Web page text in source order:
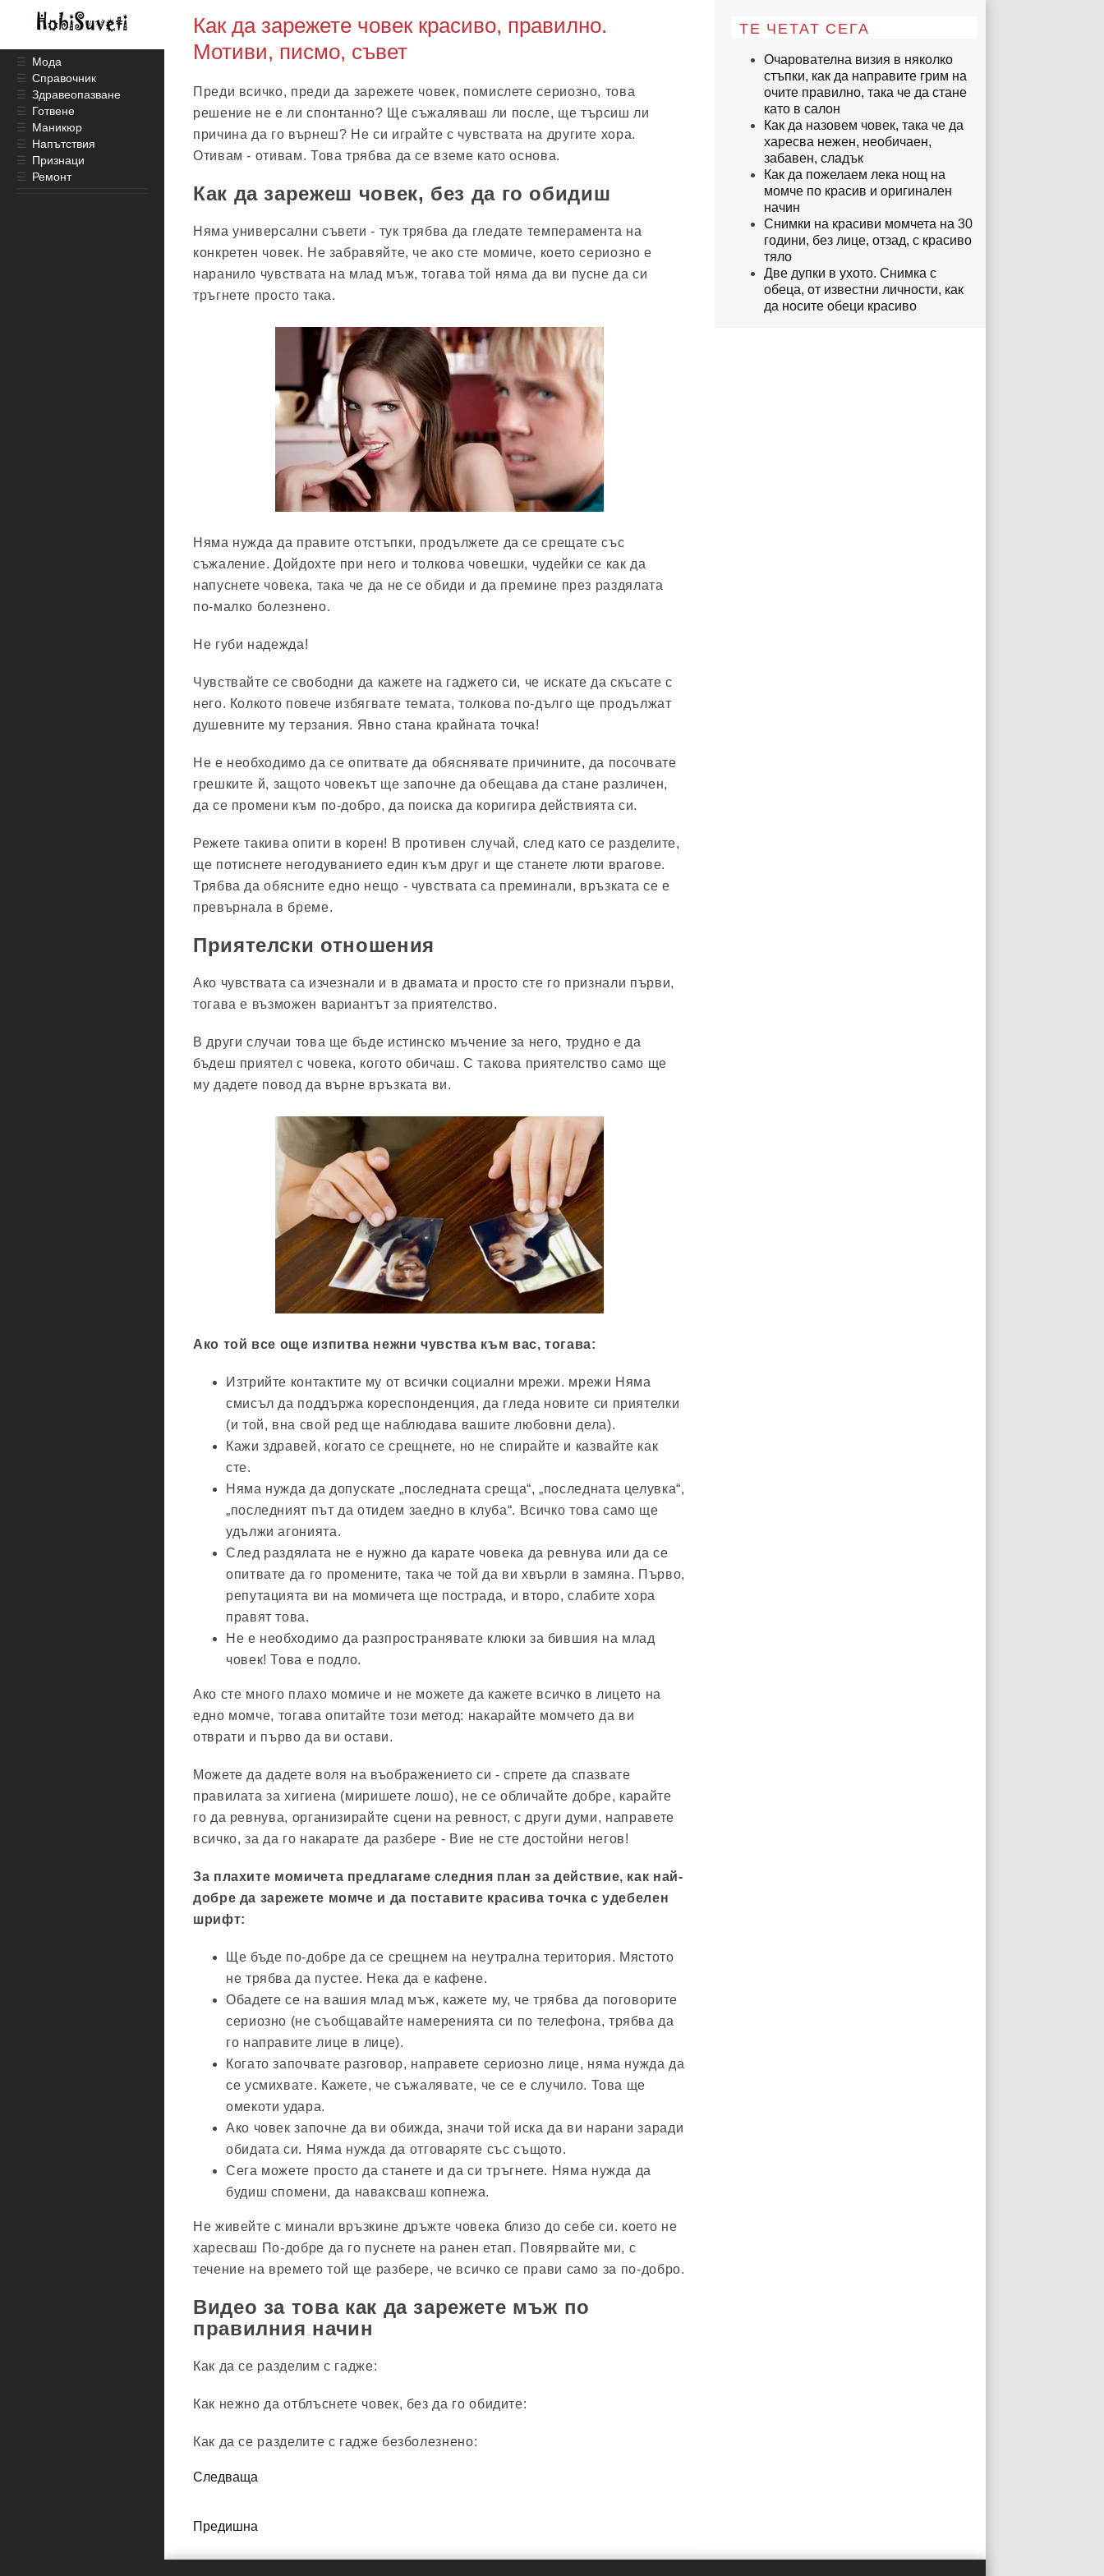
Как да зарежете човек красиво, правилно.
Мотиви, писмо, съвет
Преди всичко, преди да зарежете човек, помислете сериозно, това
решение не е ли спонтанно? Ще съжаляваш ли после, ще търсиш ли
причина да го върнеш? Не си играйте с чувствата на другите хора.
Отивам - отивам. Това трябва да се вземе като основа.
Как да зарежеш човек, без да го обидиш
Няма универсални съвети - тук трябва да гледате темперамента на
конкретен човек. Не забравяйте, че ако сте момиче, което сериозно е
наранило чувствата на млад мъж, тогава той няма да ви пусне да си
тръгнете просто така.
Няма нужда да правите отстъпки, продължете да се срещате със
съжаление. Дойдохте при него и толкова човешки, чудейки се как да
напуснете човека, така че да не се обиди и да премине през раздялата
по-малко болезнено.
Не губи надежда!
Чувствайте се свободни да кажете на гаджето си, че искате да скъсате с
него. Колкото повече избягвате темата, толкова по-дълго ще продължат
душевните му терзания. Явно стана крайната точка!
Не е необходимо да се опитвате да обяснявате причините, да посочвате
грешките й, защото човекът ще започне да обещава да стане различен,
да се промени към по-добро, да поиска да коригира действията си.
Режете такива опити в корен! В противен случай, след като се разделите,
ще потиснете негодуванието един към друг и ще станете люти врагове.
Трябва да обясните едно нещо - чувствата са преминали, връзката се е
превърнала в бреме.
Приятелски отношения
Ако чувствата са изчезнали и в двамата и просто сте го признали първи,
тогава е възможен вариантът за приятелство.
В други случаи това ще бъде истинско мъчение за него, трудно е да
бъдеш приятел с човека, когото обичаш. С такова приятелство само ще
му дадете повод да върне връзката ви.
Ако той все още изпитва нежни чувства към вас, тогава:
Изтрийте контактите му от всички социални мрежи. мрежи Няма
смисъл да поддържа кореспонденция, да гледа новите си приятелки
(и той, вна свой ред ще наблюдава вашите любовни дела).
Кажи здравей, когато се срещнете, но не спирайте и казвайте как
сте.
Няма нужда да допускате „последната среща“, „последната целувка“,
„последният път да отидем заедно в клуба“. Всичко това само ще
удължи агонията.
След раздялата не е нужно да карате човека да ревнува или да се
опитвате да го промените, така че той да ви хвърли в замяна. Първо,
репутацията ви на момичета ще пострада, и второ, слабите хора
правят това.
Не е необходимо да разпространявате клюки за бившия на млад
човек! Това е подло.
Ако сте много плахо момиче и не можете да кажете всичко в лицето на
едно момче, тогава опитайте този метод: накарайте момчето да ви
отврати и първо да ви остави.
Можете да дадете воля на въображението си - спрете да спазвате
правилата за хигиена (миришете лошо), не се обличайте добре, карайте
го да ревнува, организирайте сцени на ревност, с други думи, направете
всичко, за да го накарате да разбере - Вие не сте достойни негов!
За плахите момичета предлагаме следния план за действие, как най-
добре да зарежете момче и да поставите красива точка с удебелен
шрифт:
Ще бъде по-добре да се срещнем на неутрална територия. Мястото
не трябва да пустее. Нека да е кафене.
Обадете се на вашия млад мъж, кажете му, че трябва да поговорите
сериозно (не съобщавайте намеренията си по телефона, трябва да
го направите лице в лице).
Когато започвате разговор, направете сериозно лице, няма нужда да
се усмихвате. Кажете, че съжалявате, че се е случило. Това ще
омекоти удара.
Ако човек започне да ви обижда, значи той иска да ви нарани заради
обидата си. Няма нужда да отговаряте със същото.
Сега можете просто да станете и да си тръгнете. Няма нужда да
будиш спомени, да наваксваш копнежа.
Не живейте с минали връзкине дръжте човека близо до себе си. което не
харесваш По-добре да го пуснете на ранен етап. Повярвайте ми, с
течение на времето той ще разбере, че всичко се прави само за по-добро.
Видео за това как да зарежете мъж по
правилния начин
Как да се разделим с гадже:
Как нежно да отблъснете човек, без да го обидите:
Как да се разделите с гадже безболезнено:
Следваща
Предишна
ТЕ ЧЕТАТ СЕГА
Очарователна визия в няколко
стъпки, как да направите грим на
очите правилно, така че да стане
като в салон
Как да назовем човек, така че да
харесва нежен, необичаен,
забавен, сладък
Как да пожелаем лека нощ на
момче по красив и оригинален
начин
Снимки на красиви момчета на 30
години, без лице, отзад, с красиво
тяло
Две дупки в ухото. Снимка с
обеца, от известни личности, как
да носите обеци красиво
☰ Мода
☰ Справочник
☰ Здравеопазване
☰ Готвене
☰ Маникюр
☰ Напътствия
☰ Признаци
☰ Ремонт